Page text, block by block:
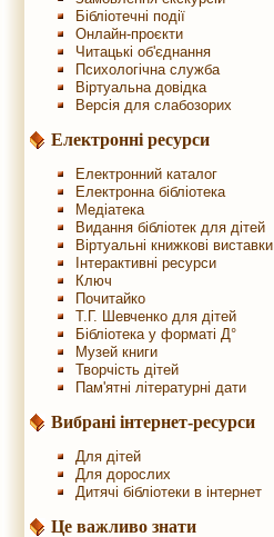
Бібліотечні події
Онлайн-проєкти
Читацькі об'єднання
Психологічна служба
Віртуальна довідка
Версія для слабозорих
Електронні ресурси
Електронний каталог
Електронна бібліотека
Медіатека
Видання бібліотек для дітей
Віртуальні книжкові виставки
Інтерактивні ресурси
Ключ
Почитайко
Т.Г. Шевченко для дітей
Бібліотека у форматі Д°
Музей книги
Творчість дітей
Пам'ятні літературні дати
Вибрані інтернет-ресурси
Для дітей
Для дорослих
Дитячі бібліотеки в інтернет
Це важливо знати